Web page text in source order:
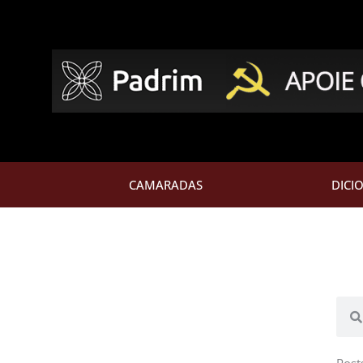
CAMARADAS